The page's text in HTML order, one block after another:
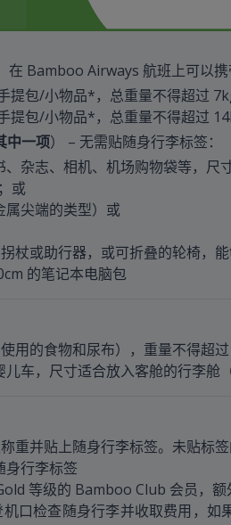
Bamboo Airways 航班上可以携
提包/小物品*，总重量不得超过
提包/小物品*，总重量不得超过
中一项） – 无需贴随身行李标签：
杂志、相机、机场购物袋等，尺
或
尖端的类型）或
杖或助行器，或可折叠的轮椅，
的笔记本电脑包
用的食物和尿布），重量不得超
车，尺寸适合放入客舱的行李舱
重并贴上随身行李标签。未贴标
身行李标签
等级的 Bamboo Club 会员，
口检查随身行李并收取费用，